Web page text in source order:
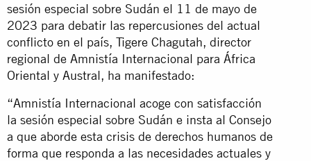
sesión especial sobre Sudán el 11 de mayo de
2023 para debatir las repercusiones del actual
conflicto en el país, Tigere Chagutah, director
regional de Amnistía Internacional para África
Oriental y Austral, ha manifestado:
“Amnistía Internacional acoge con satisfacción
la sesión especial sobre Sudán e insta al Consejo
a que aborde esta crisis de derechos humanos de
forma que responda a las necesidades actuales y